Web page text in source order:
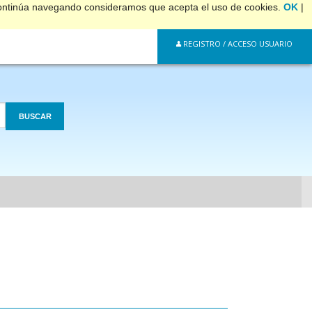
navegando consideramos que acepta el uso de cookies. OK |
REGISTRO / ACCESO USUARIO
BUSCAR